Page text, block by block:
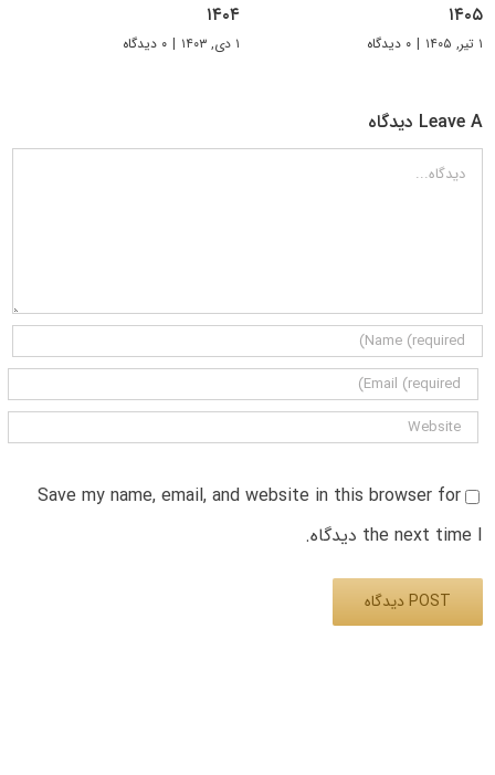
۱۴۰۵
۱ تیر, ۱۴۰۵ | ۰ دیدگاه
۱۴۰۴
۱ دی, ۱۴۰۳ | ۰ دیدگاه
Leave A دیدگاه
دیدگاه
Save my name, email, and website in this browser for
the next time I دیدگاه.